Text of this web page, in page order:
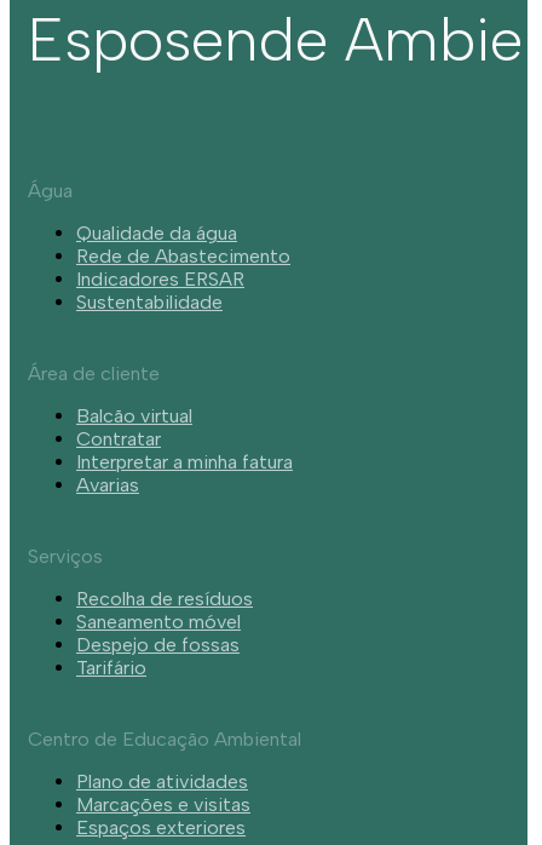
Esposende
Água
Qualidade da água
Rede de Abastecimento
Indicadores ERSAR
Sustentabilidade
Área de cliente
Balcão virtual
Contratar
Interpretar a minha fatura
Avarias
Serviços
Recolha de resíduos
Saneamento móvel
Despejo de fossas
Tarifário
Centro de Educação Ambiental
Plano de atividades
Marcações e visitas
Espaços exteriores